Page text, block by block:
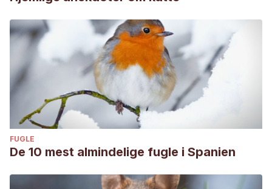
FUGLE
De 10 mest almindelige fugle i Spanien